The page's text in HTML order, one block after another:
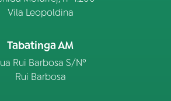
Vila Leopoldina
Tabatinga AM
Rui Barbosa S/Nº
Rui Barbosa